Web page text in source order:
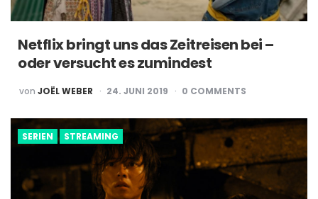
Netflix bringt uns das Zeitreisen bei –
oder versucht es zumindest
POSTED
BY
von JOËL WEBER 24. JUNI 2019 0 COMMENTS
SERIEN STREAMING